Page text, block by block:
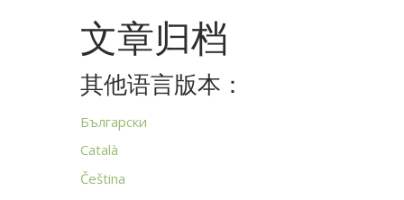
文章归档
其他语言版本：
Български
Català
Čeština